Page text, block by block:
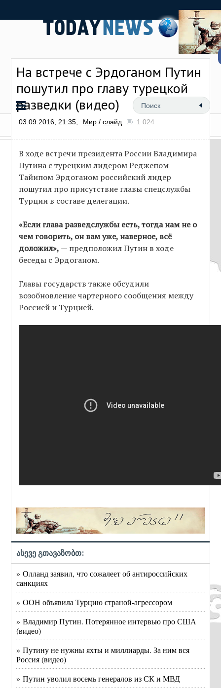
На встрече с Эрдоганом Путин
пошутил про главу турецкой
разведки (видео)
03.09.2016, 21:35, Мир /слайд 1 024
В ходе встречи президента России Владимира
Путина с турецким лидером Реджепом
Тайипом Эрдоганом российский лидер
пошутил про присутствие главы спецслужбы
Турции в составе делегации.
«Если глава разведслужбы есть, тогда нам не о
чем говорить, он вам уже, наверное, всё
доложил», — предположил Путин в ходе
беседы с Эрдоганом.
Главы государств также обсудили
возобновление чартерного сообщения между
Россией и Турцией.
ასევე გთავაზობთ:
» Олланд заявил, что сожалеет об антироссийских
санкциях
» ООН объявила Турцию страной-агрессором
» Владимир Путин. Потерянное интервью про США
(видео)
» Путину не нужны яхты и миллиарды. За ним вся
Россия (видео)
» Путин уволил восемь генералов из СК и МВД